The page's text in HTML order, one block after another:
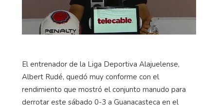
El entrenador de la Liga Deportiva Alajuelense,
Albert Rudé, quedó muy conforme con el
rendimiento que mostró el conjunto manudo para
derrotar este sábado 0-3 a Guanacasteca en el